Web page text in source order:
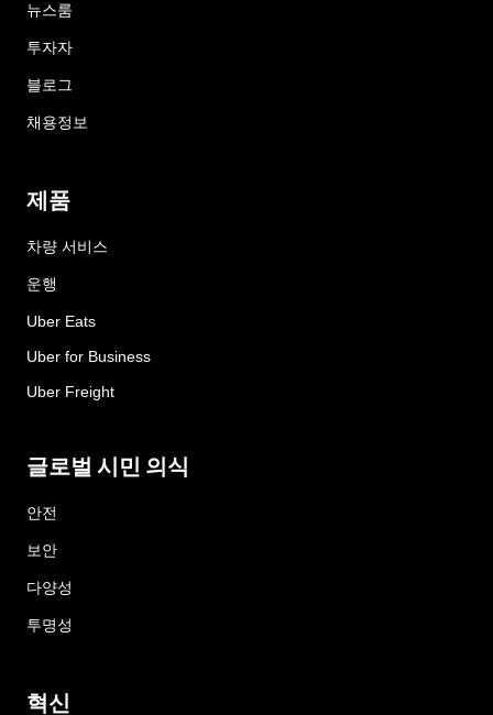
뉴스룸
투자자
블로그
채용정보
제품
차량 서비스
운행
Uber Eats
Uber for Business
Uber Freight
글로벌 시민 의식
안전
보안
다양성
투명성
혁신